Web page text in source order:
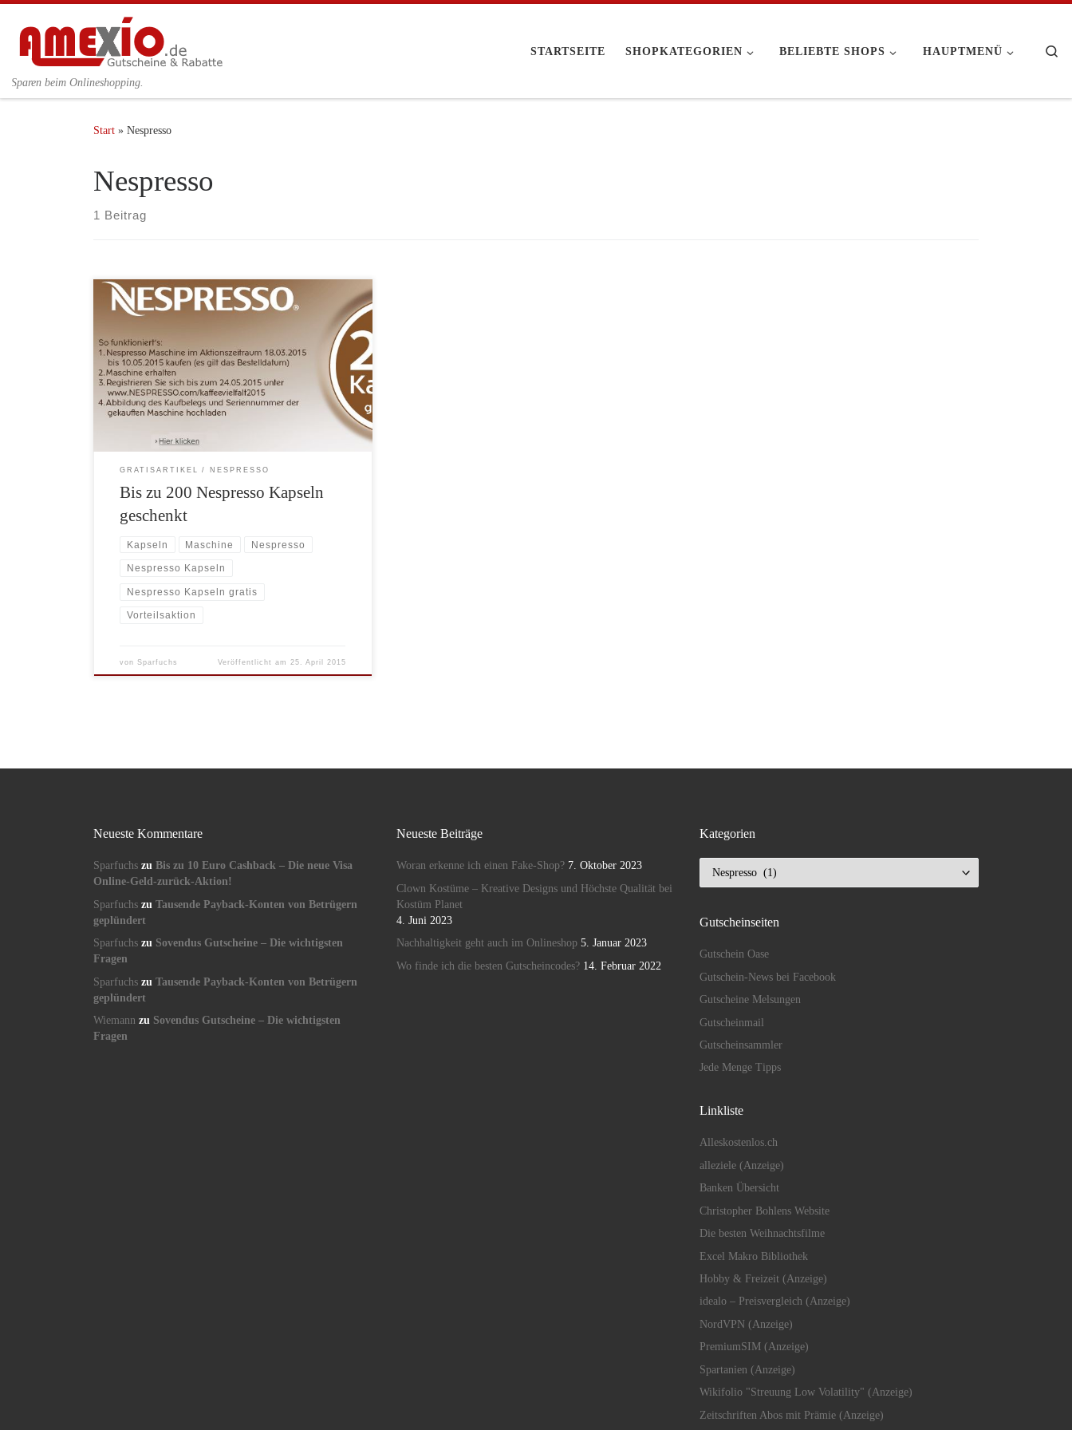
Zum Inhalt springen
Sparen beim Onlineshopping.
STARTSEITE SHOPKATEGORIEN BELIEBTE SHOPS HAUPTMENÜ
Start » Nespresso
Nespresso
1 Beitrag
Bei der neuen Nespresso Aktion erhalten Sie beim
Kauf einer Nespresso Maschine bis zu 200 Kapseln
geschenkt. Zwei Kaffeepakete à 100 Kapseln gibt es
für den Kauf einer Nespresso Maschine mit
Milchaufschäum-Funktion, ein Kaffeepaket à 100
Kapseln beim Kauf einer Nespresso Maschine ohne
Milchaufschäum-Funktion. Bei welchem Onlineshop
Sie die Nespresso […]
GRATISARTIKEL NESPRESSO
Bis zu 200 Nespresso Kapseln
geschenkt
Kapseln Maschine Nespresso
Nespresso Kapseln
Nespresso Kapseln gratis
Vorteilsaktion
vonSparfuchs Veröffentlicht am 25. April 2015
Neueste Kommentare
Sparfuchs zu Bis zu 10 Euro Cashback – Die neue Visa
Online-Geld-zurück-Aktion!
Sparfuchs zu Tausende Payback-Konten von Betrügern
geplündert
Sparfuchs zu Sovendus Gutscheine – Die wichtigsten
Fragen
Sparfuchs zu Tausende Payback-Konten von Betrügern
geplündert
Wiemann zu Sovendus Gutscheine – Die wichtigsten
Fragen
Neueste Beiträge
Woran erkenne ich einen Fake-Shop? 7. Oktober 2023
Clown Kostüme – Kreative Designs und Höchste Qualität bei
Kostüm Planet
4. Juni 2023
Nachhaltigkeit geht auch im Onlineshop 5. Januar 2023
Wo finde ich die besten Gutscheincodes? 14. Februar 2022
Kategorien
Gutscheinseiten
Gutschein Oase
Gutschein-News bei Facebook
Gutscheine Melsungen
Gutscheinmail
Gutscheinsammler
Jede Menge Tipps
Linkliste
Alleskostenlos.ch
alleziele (Anzeige)
Banken Übersicht
Christopher Bohlens Website
Die besten Weihnachtsfilme
Excel Makro Bibliothek
Hobby & Freizeit (Anzeige)
idealo – Preisvergleich (Anzeige)
NordVPN (Anzeige)
PremiumSIM (Anzeige)
Spartanien (Anzeige)
Wikifolio "Streuung Low Volatility" (Anzeige)
Zeitschriften Abos mit Prämie (Anzeige)